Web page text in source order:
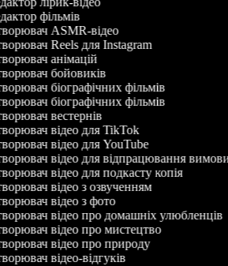
фільмів
ASMR-відео
Reels для Instagram
анімацій
бойовиків
біографічних фільмів
біографічних фільмів
вестернів
відео для TikTok
відео для YouTube
відео для відпрацювання вимови
відео для подкасту копія
відео з озвученням
відео з фото
відео про домашніх улюбленців
відео про мистецтво
відео про природу
відео-відгуків